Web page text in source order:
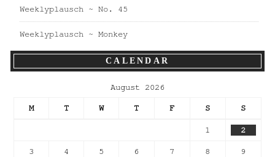
Weeklyplausch ~ No. 45
Weeklyplausch ~ Monkey
CALENDAR
August 2026
M
T W T F S S
1 2
3 4 5 6 7 8 9